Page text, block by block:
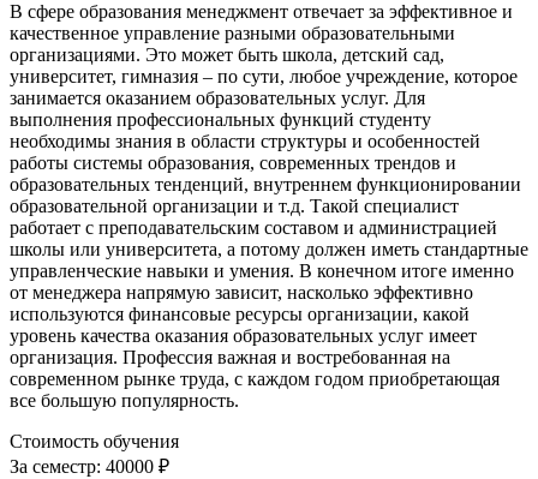
В сфере образования менеджмент отвечает за эффективное и
качественное управление разными образовательными
организациями. Это может быть школа, детский сад,
университет, гимназия – по сути, любое учреждение, которое
занимается оказанием образовательных услуг. Для
выполнения профессиональных функций студенту
необходимы знания в области структуры и особенностей
работы системы образования, современных трендов и
образовательных тенденций, внутреннем функционировании
образовательной организации и т.д. Такой специалист
работает с преподавательским составом и администрацией
школы или университета, а потому должен иметь стандартные
управленческие навыки и умения. В конечном итоге именно
от менеджера напрямую зависит, насколько эффективно
используются финансовые ресурсы организации, какой
уровень качества оказания образовательных услуг имеет
организация. Профессия важная и востребованная на
современном рынке труда, с каждом годом приобретающая
все большую популярность.
Стоимость обучения
За семестр: 40000 ₽